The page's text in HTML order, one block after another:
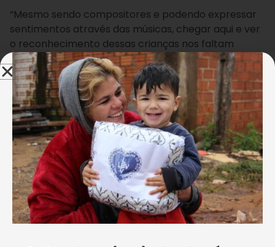
“Mesmo sendo compositores e podendo expressar
sentimentos através das músicas, chegar aqui e ver
o reconhecimento dessas crianças nos faltam
palavras para descrever a emoção. Espero estar
sempre presente na LBV. Muito obrigado pela
homenagem”, disse Pedro Paulo.
LEIA MAIS:
Pedro Paulo e Matheus vestem a camisa da
Solidariedade em apoio à campanha da LBV
Na oportunidade, a dupla vestiu — mais uma vez — a
camisa da campanhaNatal Permanente da LBV —
Jesus, o Pão Nosso de cada dia!. A ação
beneficiará, com cestas de alimentos não